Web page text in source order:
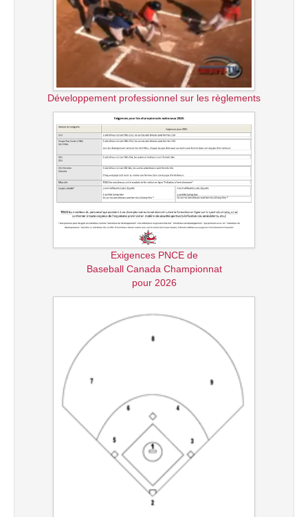
Développement professionnel sur les règlements
Exigences PNCE de
Baseball Canada Championnat
pour 2026